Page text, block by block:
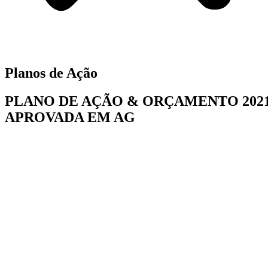
Planos de Ação
PLANO DE AÇÃO & ORÇAMENTO
APROVADA EM AG